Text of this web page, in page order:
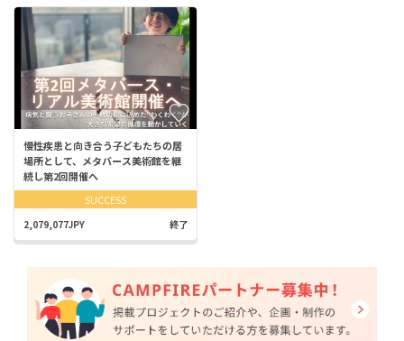
慢性疾患と向き合う子どもたちの居
場所として、メタバース美術館を継
続し第2回開催へ
SUCCESS
2,079,077JPY 終了